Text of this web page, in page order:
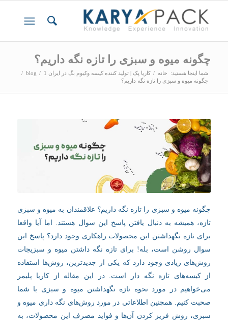
چگونه میوه و سبزی را تازه نگه داریم؟
شما اینجا هستید: خانه / کاریا پک | تولید کننده کیسه وکیوم بگ در ایران 1 /
blog
/
چگونه میوه و سبزی را تازه نگه داریم؟
چگونه میوه و سبزی را تازه نگه داریم؟ علاقمندان به میوه و سبزی
تازه، همیشه به دنبال یافتن پاسخ این سوال هستند. اما آیا واقعا
برای تازه نگهداشتن این محصولات راهکاری وجود دارد؟ پاسخ این
سوال روشن است، بله! برای تازه نگه داشتن میوه و سبزیجات
روش‌های زیادی وجود دارد که یکی از جدیدترین، روش‌ها استفاده
از کیسه‌های تازه نگه دار است. در این مقاله از کاریا پلیمر
می‌خواهیم در مورد نحوه تازه نگهداشتن میوه و سبزی با شما
صحبت کنیم. همچنین اطلاعاتی در مورد روش‌های نگه داری میوه و
سبزی، روش فریز کردن آن‌ها و فواید مصرف این محصولات، به